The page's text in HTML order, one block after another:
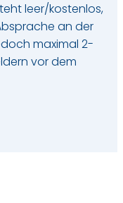
leer/kostenlos,
an der
maximal 2-
vor dem